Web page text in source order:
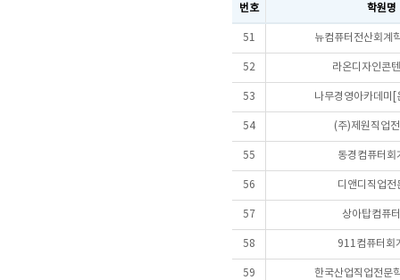
번호 학원명
51 뉴컴퓨터전산회계
52 라온디자인콘
53 나무경영아카데미[
54 (주)제원직업
55 동경컴퓨터회
56 디앤디직업전
57 상아탑컴퓨
58 911컴퓨터회
59 한국산업직업전문